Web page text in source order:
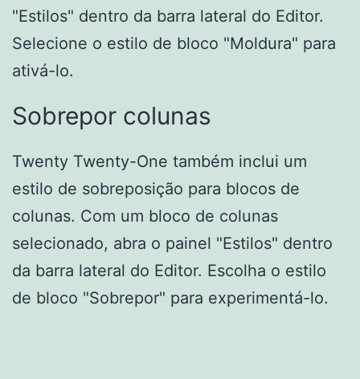
"Estilos" dentro da barra lateral do Editor.
Selecione o estilo de bloco "Moldura" para
ativá-lo.
Sobrepor colunas
Twenty Twenty-One também inclui um
estilo de sobreposição para blocos de
colunas. Com um bloco de colunas
selecionado, abra o painel "Estilos" dentro
da barra lateral do Editor. Escolha o estilo
de bloco "Sobrepor" para experimentá-lo.